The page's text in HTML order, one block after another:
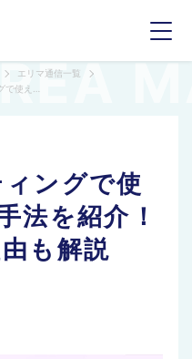
エリマ通信一覧
ングで使
法を紹介！
も解説